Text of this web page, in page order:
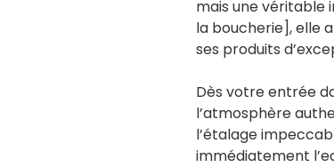
mais une véritable
la boucherie], elle
ses produits
Dès votre entrée
l’atmosphère
l’étalage
immédiatement